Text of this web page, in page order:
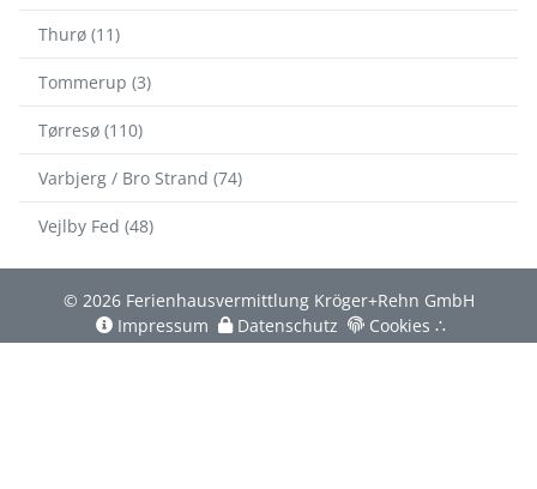
Thurø (11)
Tommerup (3)
Tørresø (110)
Varbjerg / Bro Strand (74)
Vejlby Fed (48)
© 2026 Ferienhausvermittlung Kröger+Rehn GmbH
Impressum
Datenschutz Cookies ∴